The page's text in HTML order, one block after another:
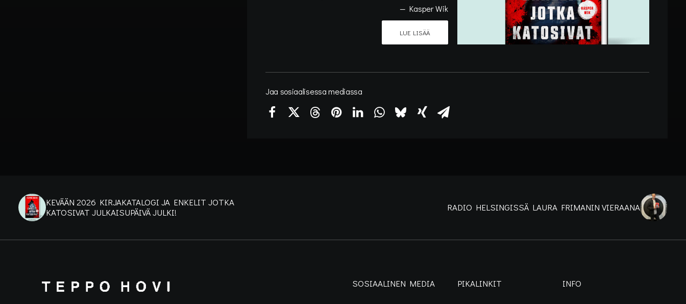
— Kasper Wik
LUE LISÄÄ
Jaa sosiaalisessa mediassa
KEVÄÄN 2026 KIRJAKATALOGI JA ENKELIT JOTKA
KATOSIVAT JULKAISUPÄIVÄ JULKI!
RADIO HELSINGISSÄ LAURA FRIMANIN VIERAANA
SOSIAALINEN MEDIA PIKALINKIT INFO